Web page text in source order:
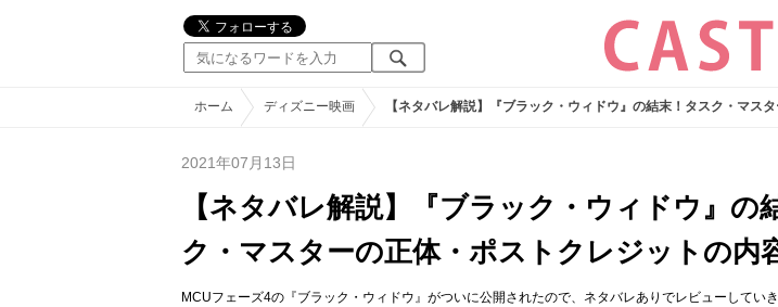
ホーム ディズニー映画 【ネタバレ解説】『ブラック・ウィドウ』の結末！タスク・マス
2021年07月13日
【ネタバレ解説】『ブラック・ウィドウ』の
ク・マスターの正体・ポストクレジットの内
MCUフェーズ4の『ブラック・ウィドウ』がついに公開されたので、ネタバレありでレビューしてい